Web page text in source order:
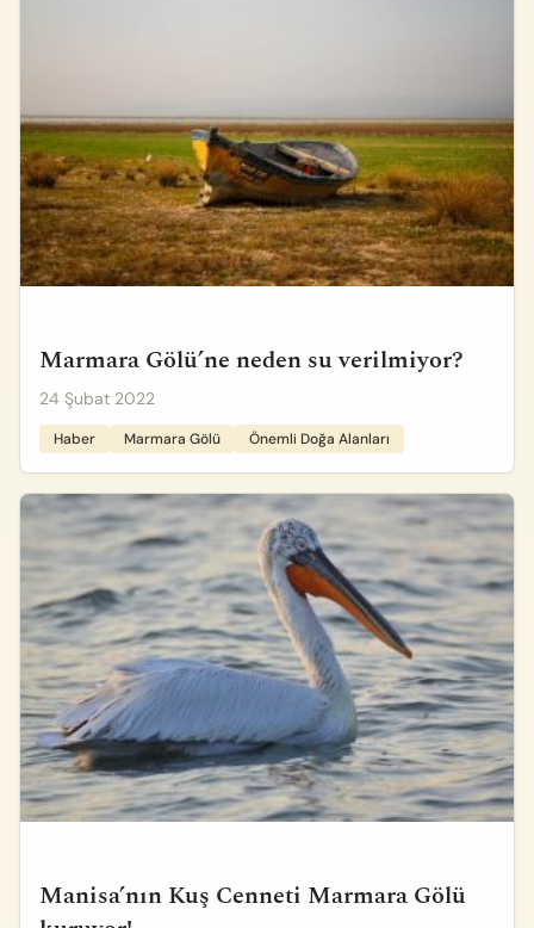
Marmara Gölü’ne neden su verilmiyor?
24 Şubat 2022
Haber Marmara Gölü Önemli Doğa Alanları
Manisa’nın Kuş Cenneti Marmara Gölü